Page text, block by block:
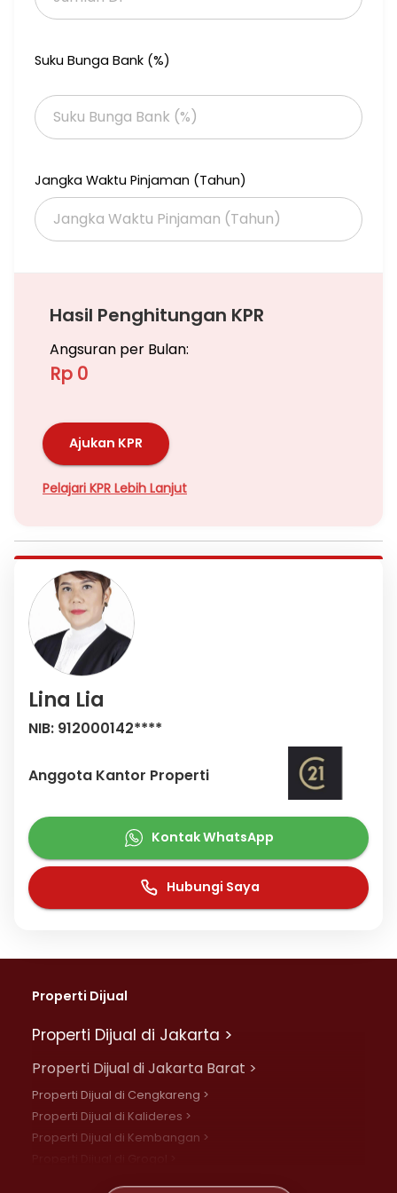
Suku Bunga Bank (%)
Jangka Waktu Pinjaman (Tahun)
Hasil Penghitungan KPR
Angsuran per Bulan:
Rp 0
Ajukan KPR
Pelajari KPR Lebih Lanjut
Lina Lia
NIB: 912000142****
Anggota Kantor Properti
Kontak WhatsApp
Hubungi Saya
Properti Dijual
Properti Dijual di Jakarta >
Properti Dijual di Jakarta Barat >
Properti Dijual di Cengkareng >
Properti Dijual di Kalideres >
Properti Dijual di Kembangan >